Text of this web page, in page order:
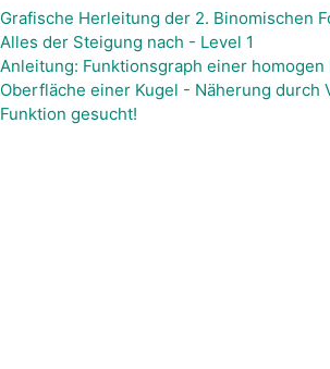
Grafische Herleitung der 2. Binomischen
Alles der Steigung nach - Level 1
Anleitung: Funktionsgraph einer
Oberfläche einer Kugel - Näherung durch
Funktion gesucht!